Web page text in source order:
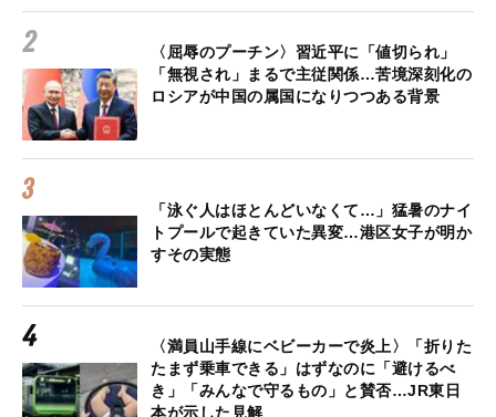
〈屈辱のプーチン〉習近平に「値切られ」
「無視され」まるで主従関係…苦境深刻化の
ロシアが中国の属国になりつつある背景
「泳ぐ人はほとんどいなくて…」猛暑のナイ
トプールで起きていた異変…港区女子が明か
すその実態
〈満員山手線にベビーカーで炎上〉「折りた
たまず乗車できる」はずなのに「避けるべ
き」「みんなで守るもの」と賛否…JR東日
本が示した見解